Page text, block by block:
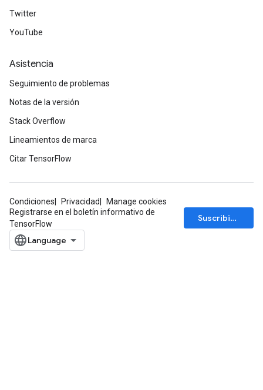
Twitter
YouTube
Asistencia
Seguimiento de problemas
Notas de la versión
Stack Overflow
Lineamientos de marca
Citar TensorFlow
Condiciones Privacidad
Manage cookies
Registrarse en el boletín informativo de
TensorFlow
Suscribirse